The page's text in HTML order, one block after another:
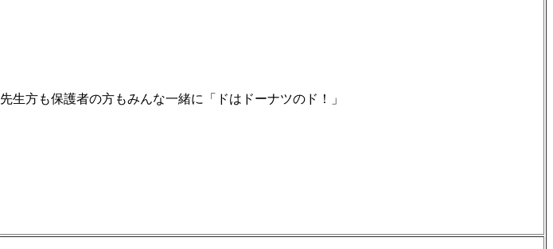
先生方も保護者の方もみんな一緒に「ドはドーナツのド！」